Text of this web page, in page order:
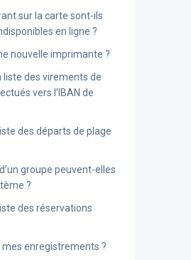
sur la carte sont-ils
en ligne ?
nouvelle imprimante ?
des virements de
vers l’IBAN de
des départs de plage
groupe peuvent-elles
?
des réservations
enregistrements ?